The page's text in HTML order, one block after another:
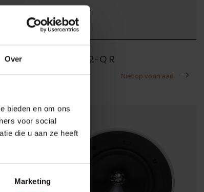
Over
bieden en om ons
voor social
die u aan ze heeft
Marketing
KEF Ci100.2-Q R
€219,00 Niet op voorraad